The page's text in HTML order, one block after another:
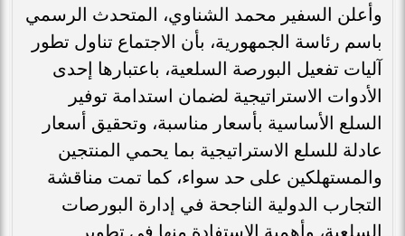
وأعلن السفير محمد الشناوي، المتحدث الرسمي
باسم رئاسة الجمهورية، بأن الاجتماع تناول تطور
آليات تفعيل البورصة السلعية، باعتبارها إحدى
الأدوات الاستراتيجية لضمان استدامة توفير
السلع الأساسية بأسعار مناسبة، وتحقيق أسعار
عادلة للسلع الاستراتيجية بما يحمي المنتجين
والمستهلكين على حد سواء، كما تمت مناقشة
التجارب الدولية الناجحة في إدارة البورصات
السلعية، وأهمية الاستفادة منها في تطوير